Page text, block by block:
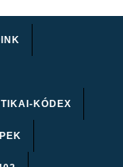
KÓDEX